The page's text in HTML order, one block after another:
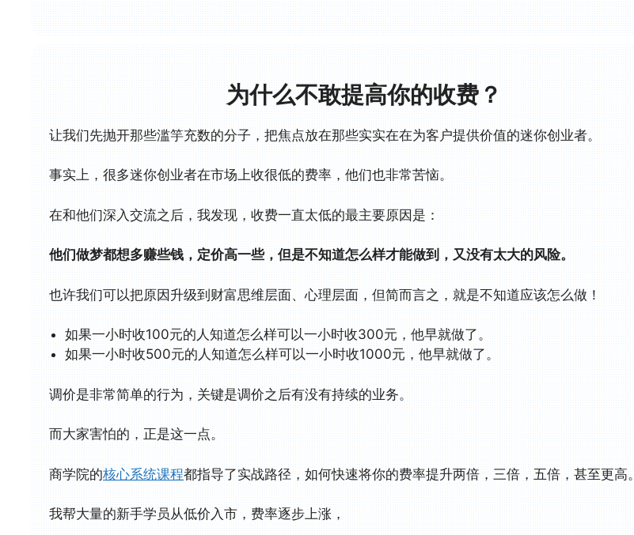
为什么不敢提高你的收费？
让我们先抛开那些滥竽充数的分子，把焦点放在那些实实在在为客户提供价值的迷你创业者。
事实上，很多迷你创业者在市场上收很低的费率，他们也非常苦恼。
在和他们深入交流之后，我发现，收费一直太低的最主要原因是：
他们做梦都想多赚些钱，定价高一些，但是不知道怎么样才能做到，又没有太大的风险。
也许我们可以把原因升级到财富思维层面、心理层面，但简而言之，就是不知道应该怎么做！
如果一小时收100元的人知道怎么样可以一小时收300元，他早就做了。
如果一小时收500元的人知道怎么样可以一小时收1000元，他早就做了。
调价是非常简单的行为，关键是调价之后有没有持续的业务。
而大家害怕的，正是这一点。
商学院的核心系统课程都指导了实战路径，如何快速将你的费率提升两倍，三倍，五倍，甚至更高。
我帮大量的新手学员从低价入市，费率逐步上涨，